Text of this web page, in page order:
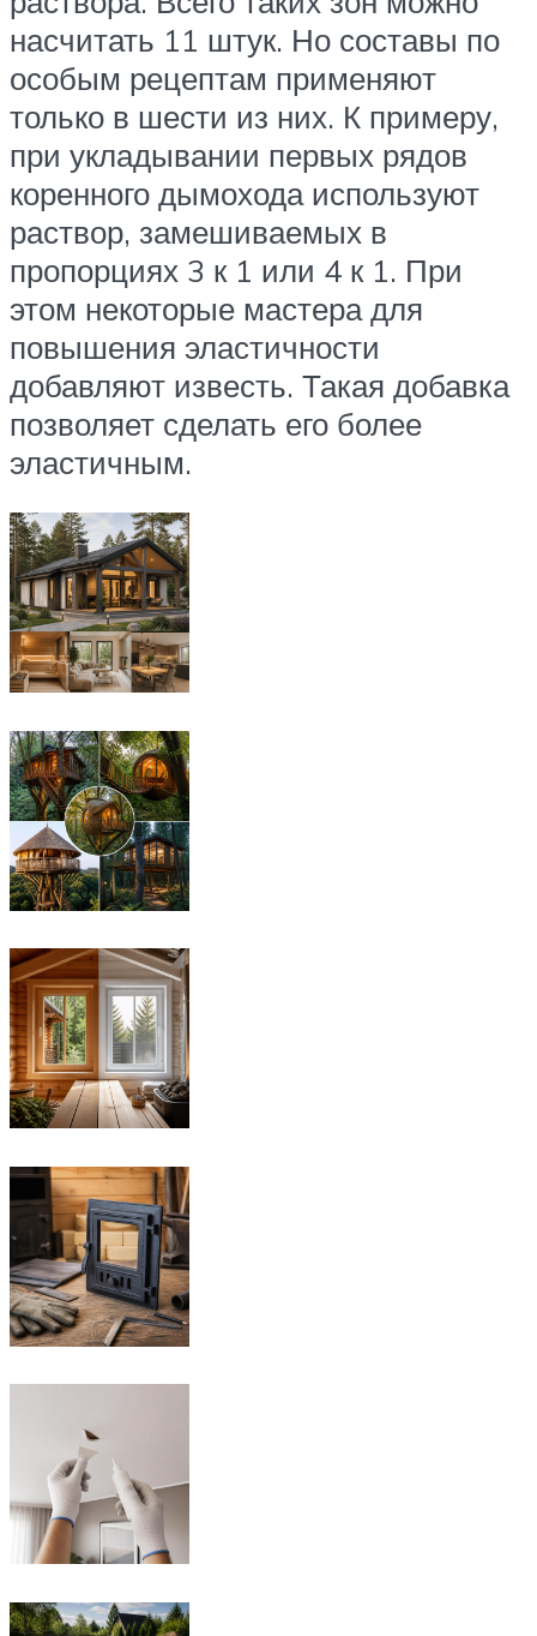
насчитать 11 штук. Но составы по
особым рецептам применяют
только в шести из них. К примеру,
при укладывании первых рядов
коренного дымохода используют
раствор, замешиваемых в
пропорциях 3 к 1 или 4 к 1. При
этом некоторые мастера для
повышения эластичности
добавляют известь. Такая добавка
позволяет сделать его более
эластичным.